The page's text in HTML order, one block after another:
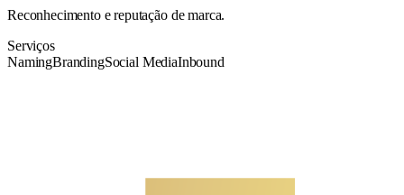
Reconhecimento e reputação de marca.
Serviços
NamingBrandingSocial MediaInbound